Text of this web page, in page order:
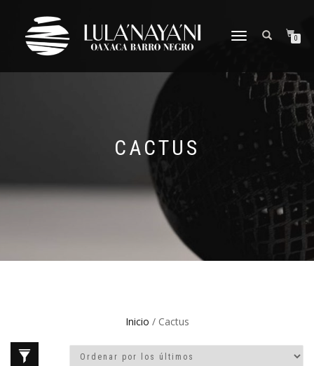
CAMBIAR
0
CACTUS
Inicio / Cactus